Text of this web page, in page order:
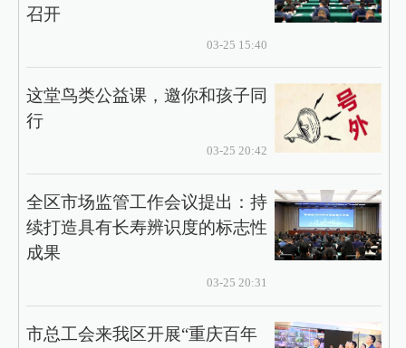
召开
03-25 15:40
这堂鸟类公益课，邀你和孩子同
行
03-25 20:42
全区市场监管工作会议提出：持
续打造具有长寿辨识度的标志性
成果
03-25 20:31
市总工会来我区开展“重庆百年